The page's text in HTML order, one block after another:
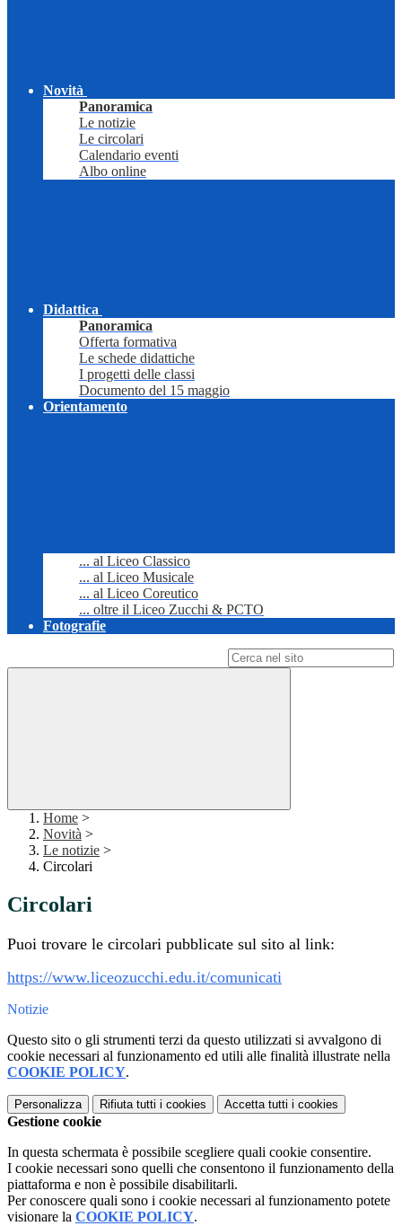
Novità
Panoramica
Le notizie
Le circolari
Calendario eventi
Albo online
Didattica
Panoramica
Offerta formativa
Le schede didattiche
I progetti delle classi
Documento del 15 maggio
Orientamento
... al Liceo Classico
... al Liceo Musicale
... al Liceo Coreutico
... oltre il Liceo Zucchi & PCTO
Fotografie
Home >
Novità >
Le notizie >
Circolari
Circolari
Puoi trovare le circolari pubblicate sul sito al link:
https://www.liceozucchi.edu.it/comunicati
Notizie
Questo sito o gli strumenti terzi da questo utilizzati si avvalgono di
cookie necessari al funzionamento ed utili alle finalità illustrate nella
COOKIE POLICY.
Personalizza Rifiuta tutti i cookies Accetta tutti i cookies
Gestione cookie
In questa schermata è possibile scegliere quali cookie consentire.
I cookie necessari sono quelli che consentono il funzionamento della
piattaforma e non è possibile disabilitarli.
Per conoscere quali sono i cookie necessari al funzionamento potete
visionare la COOKIE POLICY.